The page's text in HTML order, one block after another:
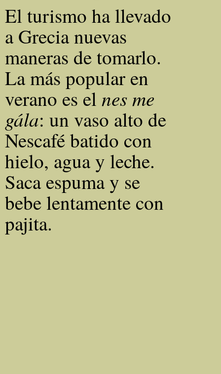
El turismo ha llevado
a Grecia nuevas
maneras de tomarlo.
La más popular en
verano es el nes me
gála: un vaso alto de
Nescafé batido con
hielo, agua y leche.
Saca espuma y se
bebe lentamente con
pajita.